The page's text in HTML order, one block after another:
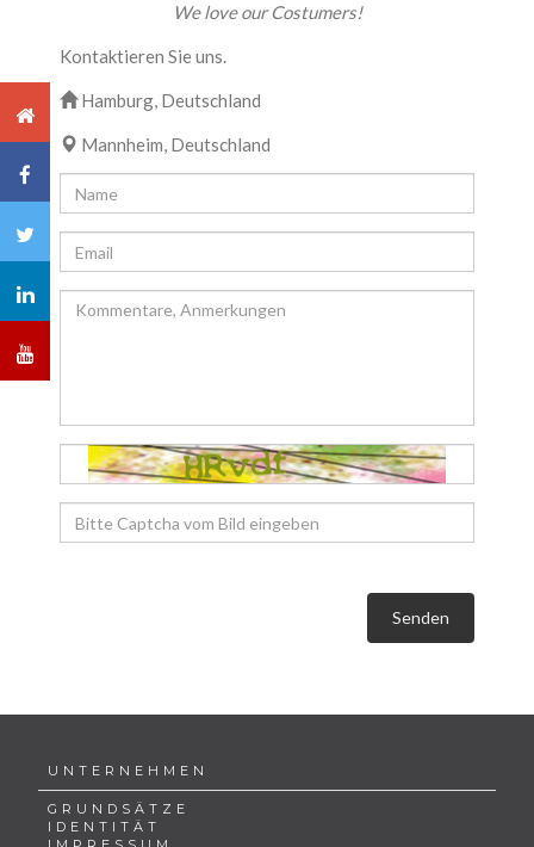
We love our Costumers!
Kontaktieren Sie uns.
Hamburg, Deutschland
Mannheim, Deutschland
Senden
UNTERNEHMEN
GRUNDSÄTZE
IDENTITÄT